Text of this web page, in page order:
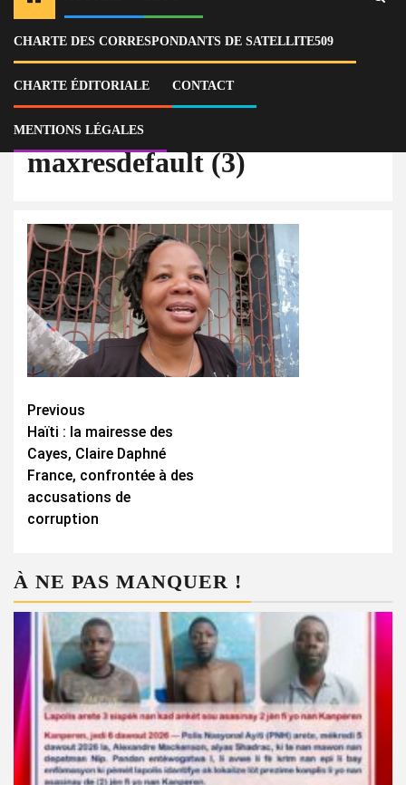
CHARTE DES CORRESPONDANTS DE SATELLITE509
CHARTE ÉDITORIALE CONTACT
MENTIONS LÉGALES
Home
Actu
Haïti : la mairesse des Cayes, Claire Daphné France, confrontée à des
accusations de corruption
maxresdefault (3)
Continue
Reading
Previous
Haïti : la mairesse des
Cayes, Claire Daphné
France, confrontée à des
accusations de
corruption
À NE PAS MANQUER !